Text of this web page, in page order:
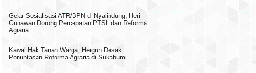
Gelar Sosialisasi ATR/BPN di Nyalindung, Heri
Gunawan Dorong Percepatan PTSL dan Reforma
Agraria
Kawal Hak Tanah Warga, Hergun Desak
Penuntasan Reforma Agraria di Sukabumi